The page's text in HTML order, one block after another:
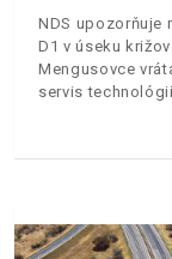
NDS upozorňuje
D1 v úseku
Mengusovce
servis